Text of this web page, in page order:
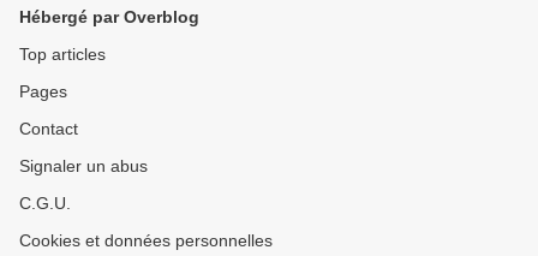
Hébergé par Overblog
Top articles
Pages
Contact
Signaler un abus
C.G.U.
Cookies et données personnelles